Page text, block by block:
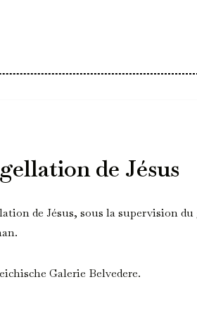
de Jésus
de Jésus, sous la supervision
Galerie Belvedere.